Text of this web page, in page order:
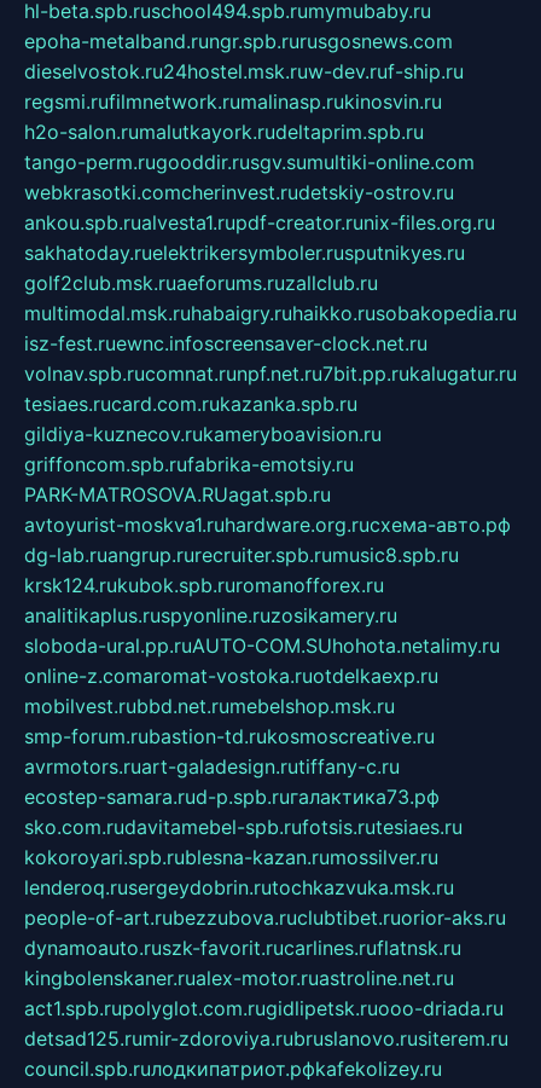
hl-beta.spb.ruschool494.spb.rumymubaby.ru
epoha-metalband.rungr.spb.rurusgosnews.com
dieselvostok.ru24hostel.msk.ruw-dev.ruf-ship.ru
regsmi.rufilmnetwork.rumalinasp.rukinosvin.ru
h2o-salon.rumalutkayork.rudeltaprim.spb.ru
tango-perm.rugooddir.rusgv.sumultiki-online.com
webkrasotki.comcherinvest.rudetskiy-ostrov.ru
ankou.spb.rualvesta1.rupdf-creator.runix-files.org.ru
sakhatoday.ruelektrikersymboler.rusputnikyes.ru
golf2club.msk.ruaeforums.ruzallclub.ru
multimodal.msk.ruhabaigry.ruhaikko.rusobakopedia.ru
isz-fest.ruewnc.infoscreensaver-clock.net.ru
volnav.spb.rucomnat.runpf.net.ru7bit.pp.rukalugatur.ru
tesiaes.rucard.com.rukazanka.spb.ru
gildiya-kuznecov.rukameryboavision.ru
griffoncom.spb.rufabrika-emotsiy.ru
PARK-MATROSOVA.RUagat.spb.ru
avtoyurist-moskva1.ruhardware.org.ruсхема-авто.рф
dg-lab.ruangrup.rurecruiter.spb.rumusic8.spb.ru
krsk124.rukubok.spb.ruromanofforex.ru
analitikaplus.ruspyonline.ruzosikamery.ru
sloboda-ural.pp.ruAUTO-COM.SUhohota.netalimy.ru
online-z.comaromat-vostoka.ruotdelkaexp.ru
mobilvest.rubbd.net.rumebelshop.msk.ru
smp-forum.rubastion-td.rukosmoscreative.ru
avrmotors.ruart-galadesign.rutiffany-c.ru
ecostep-samara.rud-p.spb.ruгалактика73.рф
sko.com.rudavitamebel-spb.rufotsis.rutesiaes.ru
kokoroyari.spb.rublesna-kazan.rumossilver.ru
lenderoq.rusergeydobrin.rutochkazvuka.msk.ru
people-of-art.rubezzubova.ruclubtibet.ruorior-aks.ru
dynamoauto.ruszk-favorit.rucarlines.ruflatnsk.ru
kingbolenskaner.rualex-motor.ruastroline.net.ru
act1.spb.rupolyglot.com.rugidlipetsk.ruooo-driada.ru
detsad125.rumir-zdoroviya.rubruslanovo.rusiterem.ru
council.spb.ruлодкипатриот.рфkafekolizey.ru